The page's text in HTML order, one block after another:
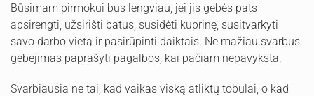
Būsimam pirmokui bus lengviau, jei jis gebės pats
apsirengti, užsirišti batus, susidėti kuprinę, susitvarkyti
savo darbo vietą ir pasirūpinti daiktais. Ne mažiau svarbus
gebėjimas paprašyti pagalbos, kai pačiam nepavyksta.
Svarbiausia ne tai, kad vaikas viską atliktų tobulai, o kad